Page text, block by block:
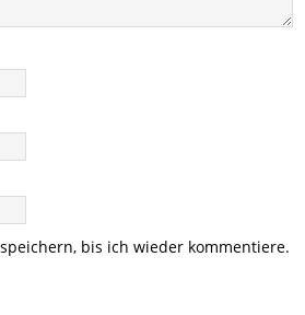
bis ich wieder kommentiere.